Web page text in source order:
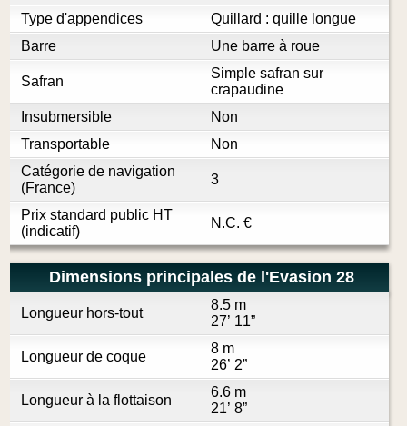
Type d'appendices
Quillard : quille longue
Barre
Une barre à roue
Safran
Simple safran sur
crapaudine
Insubmersible
Non
Transportable
Non
Catégorie de navigation
(France)
3
Prix standard public HT
(indicatif)
N.C. €
Dimensions principales de l'Evasion 28
Longueur hors-tout
8.5 m
27’ 11”
Longueur de coque
8 m
26’ 2”
Longueur à la flottaison
6.6 m
21’ 8”